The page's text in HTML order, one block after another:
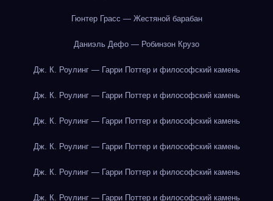
Гюнтер Грасс — Жестяной барабан
Даниэль Дефо — Робинзон Крузо
Дж. К. Роулинг — Гарри Поттер и философский камень
Дж. К. Роулинг — Гарри Поттер и философский камень
Дж. К. Роулинг — Гарри Поттер и философский камень
Дж. К. Роулинг — Гарри Поттер и философский камень
Дж. К. Роулинг — Гарри Поттер и философский камень
Дж. К. Роулинг — Гарри Поттер и философский камень